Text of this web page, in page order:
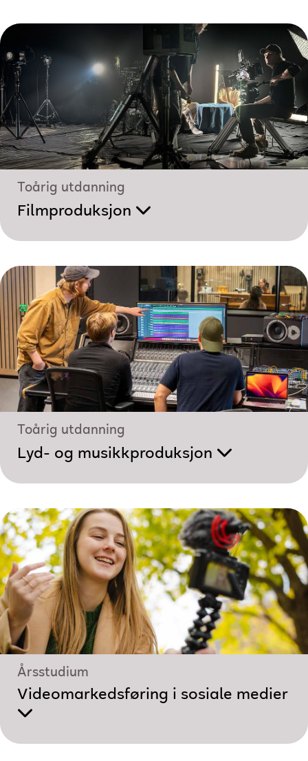
Toårig utdanning
Filmproduksjon
Toårig utdanning
Lyd- og musikk­produksjon
Årsstudium
Videomarkedsføring i sosiale medier